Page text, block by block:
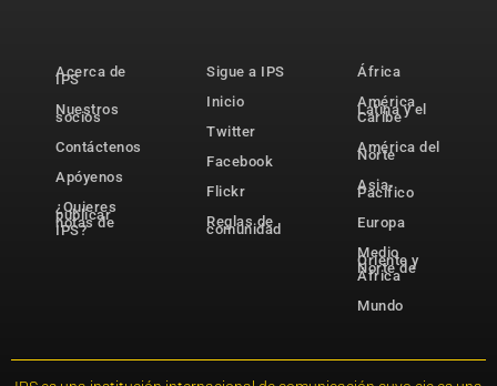
Acerca de
IPS
Nuestros
socios
Contáctenos
Apóyenos
¿Quieres
publicar
notas de
IPS?
Sigue a IPS
Inicio
Twitter
Facebook
Flickr
Reglas de
comunidad
África
América
Latina y el
Caribe
América del
Norte
Asia-
Pacífico
Europa
Medio
Oriente y
Norte de
África
Mundo